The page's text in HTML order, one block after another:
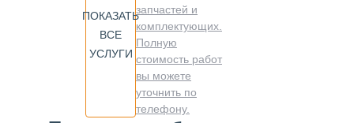
ПОКАЗАТЬ
ВСЕ
УСЛУГИ
запчастей и
комплектующих.
Полную
стоимость работ
вы можете
уточнить по
телефону.